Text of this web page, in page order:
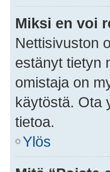
Miksi en voi
Nettisivuston
estänyt tietyn
omistaja on
käytöstä. Ota
tietoa.
Ylös